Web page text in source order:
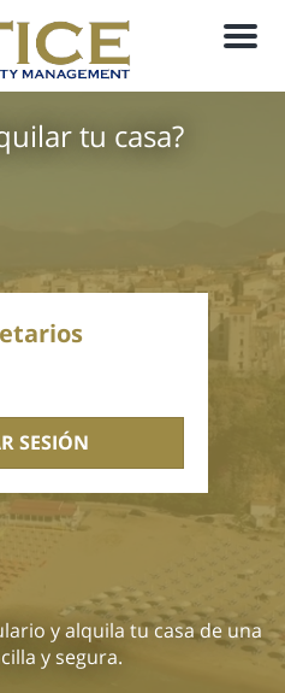
M
tu casa?
y alquila tu casa de una
y segura.